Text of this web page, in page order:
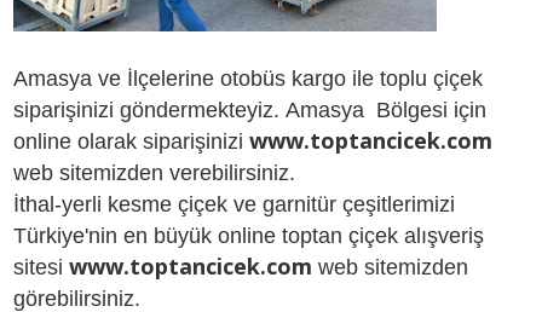
Amasya ve İlçelerine otobüs kargo ile toplu çiçek
siparişinizi göndermekteyiz. Amasya Bölgesi için
online olarak siparişiniziwww.toptancicek.com
web sitemizden verebilirsiniz.
İthal-yerli kesme çiçek ve garnitür çeşitlerimizi
Türkiye'nin en büyük online toptan çiçek alışveriş
sitesiwww.toptancicek.com web sitemizden
görebilirsiniz.